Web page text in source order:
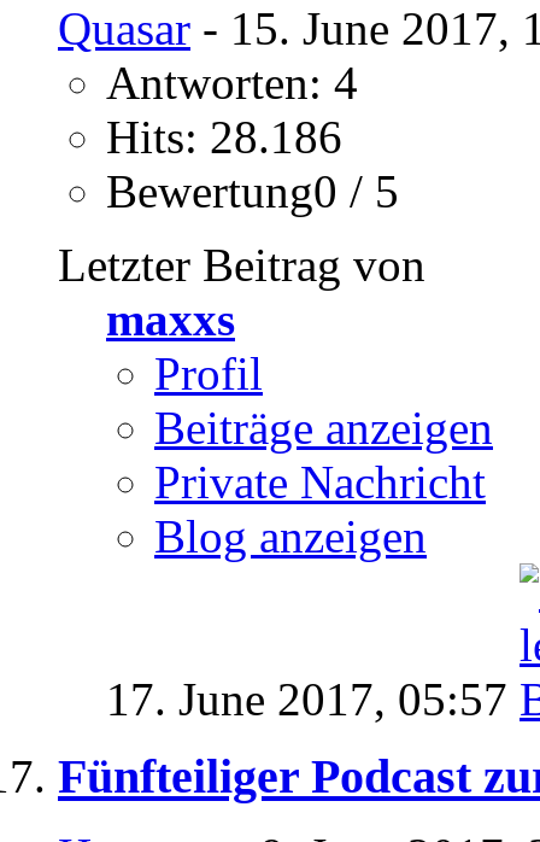
Quasar - 15. June 2017,
Antworten: 4
Hits: 28.186
Bewertung0 / 5
Letzter Beitrag von
maxxs
Profil
Beiträge anzeigen
Private Nachricht
Blog anzeigen
17. June 2017, 05:57
Fünfteiliger Podcast